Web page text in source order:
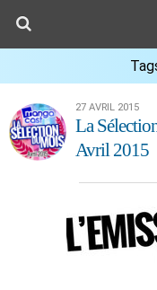
27 AVRIL 2015
La
Avril 2015